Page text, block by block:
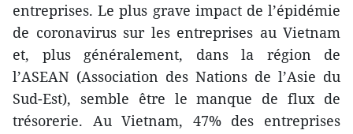
entreprises. Le plus grave impact de l’épidémie
de coronavirus sur les entreprises au Vietnam
et, plus généralement, dans la région de
l’ASEAN (Association des Nations de l’Asie du
Sud-Est), semble être le manque de flux de
trésorerie. Au Vietnam, 47% des entreprises